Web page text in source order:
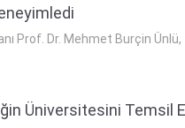
Prof. Dr. Mehmet Burçin
Üniversitesini Temsil